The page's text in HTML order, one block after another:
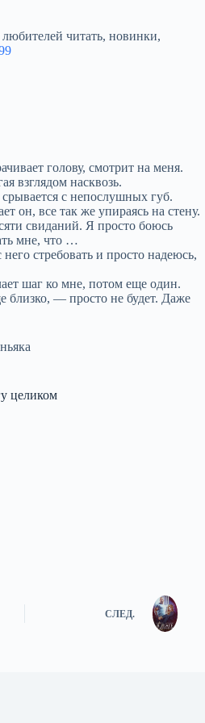
читать, новинки,
голову, смотрит на меня.
взглядом насквозь.
с непослушных губ.
он, все так же упираясь на стену.
свиданий. Я просто боюсь
мне, что …
стребовать и просто надеюсь,
шаг ко мне, потом еще один.
близко, — просто не будет. Даже
целиком
СЛЕД.